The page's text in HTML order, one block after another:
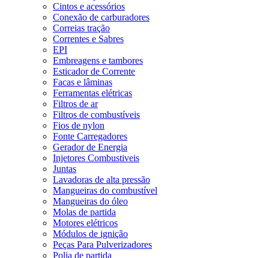
Cintos e acessórios
Conexão de carburadores
Correias tração
Correntes e Sabres
EPI
Embreagens e tambores
Esticador de Corrente
Facas e lâminas
Ferramentas elétricas
Filtros de ar
Filtros de combustíveis
Fios de nylon
Fonte Carregadores
Gerador de Energia
Injetores Combustiveis
Juntas
Lavadoras de alta pressão
Mangueiras do combustível
Mangueiras do óleo
Molas de partida
Motores elétricos
Módulos de ignição
Peças Para Pulverizadores
Polia de partida